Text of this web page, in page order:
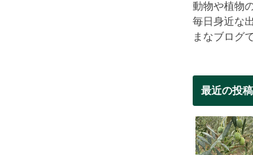
動物や植物
毎日身近な
まなブログ
最近の投稿